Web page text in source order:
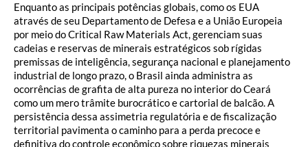
Enquanto as principais potências globais, como os EUA
através de seu Departamento de Defesa e a União Europeia
por meio do Critical Raw Materials Act, gerenciam suas
cadeias e reservas de minerais estratégicos sob rígidas
premissas de inteligência, segurança nacional e planejamento
industrial de longo prazo, o Brasil ainda administra as
ocorrências de grafita de alta pureza no interior do Ceará
como um mero trâmite burocrático e cartorial de balcão. A
persistência dessa assimetria regulatória e de fiscalização
territorial pavimenta o caminho para a perda precoce e
definitiva do controle econômico sobre riquezas minerais